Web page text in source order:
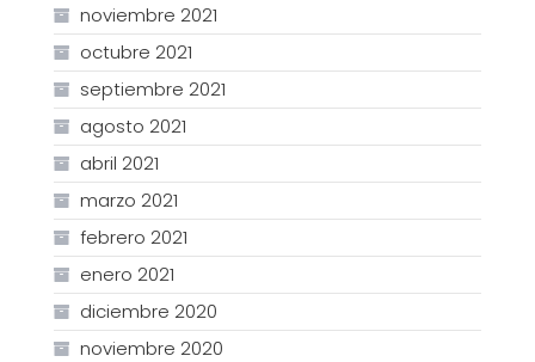
noviembre 2021
octubre 2021
septiembre 2021
agosto 2021
abril 2021
marzo 2021
febrero 2021
enero 2021
diciembre 2020
noviembre 2020